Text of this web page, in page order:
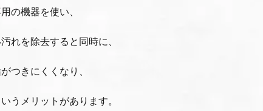
の機器を使い、
れを除去すると同時に、
つきにくくなり、
うメリットがあります。